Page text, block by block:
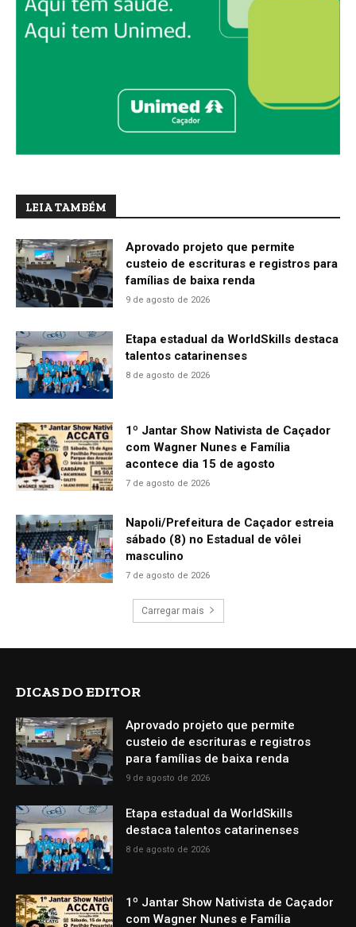
LEIA TAMBÉM
Aprovado projeto que permite
custeio de escrituras e registros para
famílias de baixa renda
9 de agosto de 2026
Etapa estadual da WorldSkills destaca
talentos catarinenses
8 de agosto de 2026
1º Jantar Show Nativista de Caçador
com Wagner Nunes e Família
acontece dia 15 de agosto
7 de agosto de 2026
Napoli/Prefeitura de Caçador estreia
sábado (8) no Estadual de vôlei
masculino
7 de agosto de 2026
Carregar mais
DICAS DO EDITOR
Aprovado projeto que permite
custeio de escrituras e registros
para famílias de baixa renda
9 de agosto de 2026
Etapa estadual da WorldSkills
destaca talentos catarinenses
8 de agosto de 2026
1º Jantar Show Nativista de Caçador
com Wagner Nunes e Família